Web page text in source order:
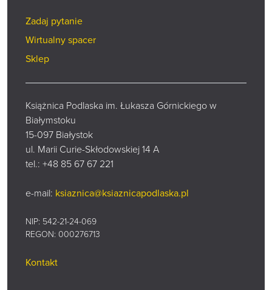
Zadaj pytanie
Wirtualny spacer
Sklep
Książnica Podlaska im. Łukasza Górnickiego w
Białymstoku
15-097 Białystok
ul. Marii Curie-Skłodowskiej 14 A
tel.: +48 85 67 67 221
e-mail: ksiaznica@ksiaznicapodlaska.pl
NIP: 542-21-24-069
REGON: 000276713
Kontakt